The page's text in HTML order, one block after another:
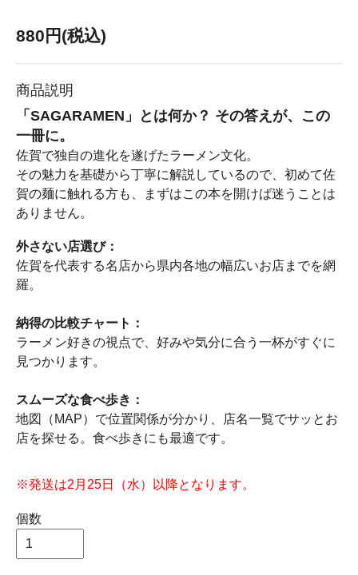
880円(税込)
商品説明
「SAGARAMEN」とは何か？ その答えが、この
一冊に。
佐賀で独自の進化を遂げたラーメン文化。
その魅力を基礎から丁寧に解説しているので、初めて佐
賀の麺に触れる方も、まずはこの本を開けば迷うことは
ありません。
外さない店選び：
佐賀を代表する名店から県内各地の幅広いお店までを網
羅。
納得の比較チャート：
ラーメン好きの視点で、好みや気分に合う一杯がすぐに
見つかります。
スムーズな食べ歩き：
地図（MAP）で位置関係が分かり、店名一覧でサッとお
店を探せる。食べ歩きにも最適です。
※発送は2月25日（水）以降となります。
個数